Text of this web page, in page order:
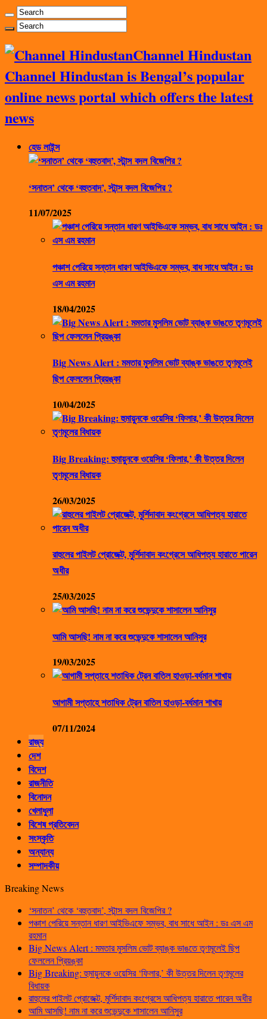
Channel Hindustan
Channel Hindustan is Bengal’s popular
online news portal which offers the latest
news
হেড লাইন্স
‘সনাতন’ থেকে ‘বহুতবাদ’, স্টান্স বদল বিজেপির ?
11/07/2025
পঞ্চাশ পেরিয়ে সন্তান ধারণ আইভিএফে সম্ভব, বাধ সাধে আইন : ডঃ
এস এম রহমান
18/04/2025
Big News Alert : মমতার মুসলিম ভোট ব্যাঙ্ক ভাঙতে তৃণমূলেই
ছিপ ফেললেন প্রিয়ঙ্কা
10/04/2025
Big Breaking: হুমায়ুনকে ওয়েসির ‘ফিলার,’ কী উত্তর দিলেন
তৃণমূলের বিধায়ক
26/03/2025
রাহুলের পাইলট প্রোজেক্ট, মুর্শিদাবাদ কংগ্রেসে আধিপত্য হারাতে পারেন
অধীর
25/03/2025
আমি আসছি! নাম না করে শুভেন্দুকে শাসালেন আনিসুর
19/03/2025
আগামী সপ্তাহে শতাধিক ট্রেন বাতিল হাওড়া-বর্ধমান শাখায়
07/11/2024
রাজ্য
দেশ
বিদেশ
রাজনীতি
বিনোদন
খেলাধুলা
বিশেষ প্রতিবেদন
সংস্কৃতি
অন্যান্য
সম্পাদকীয়
Breaking News
‘সনাতন’ থেকে ‘বহুতবাদ’, স্টান্স বদল বিজেপির ?
পঞ্চাশ পেরিয়ে সন্তান ধারণ আইভিএফে সম্ভব, বাধ সাধে আইন : ডঃ এস এম
রহমান
Big News Alert : মমতার মুসলিম ভোট ব্যাঙ্ক ভাঙতে তৃণমূলেই ছিপ
ফেললেন প্রিয়ঙ্কা
Big Breaking: হুমায়ুনকে ওয়েসির ‘ফিলার,’ কী উত্তর দিলেন তৃণমূলের
বিধায়ক
রাহুলের পাইলট প্রোজেক্ট, মুর্শিদাবাদ কংগ্রেসে আধিপত্য হারাতে পারেন অধীর
আমি আসছি! নাম না করে শুভেন্দুকে শাসালেন আনিসুর